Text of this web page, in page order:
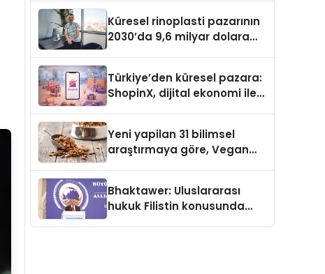
Küresel rinoplasti pazarının
2030’da 9,6 milyar dolara
Türkiye’den küresel pazara:
ShopinX, dijital ekonomi ile
Yeni yapilan 31 bilimsel
araştırmaya göre, Vegan
Sindirildiğini Ortaya Koydu
Bhaktawer: Uluslararası
hukuk Filistin konusunda